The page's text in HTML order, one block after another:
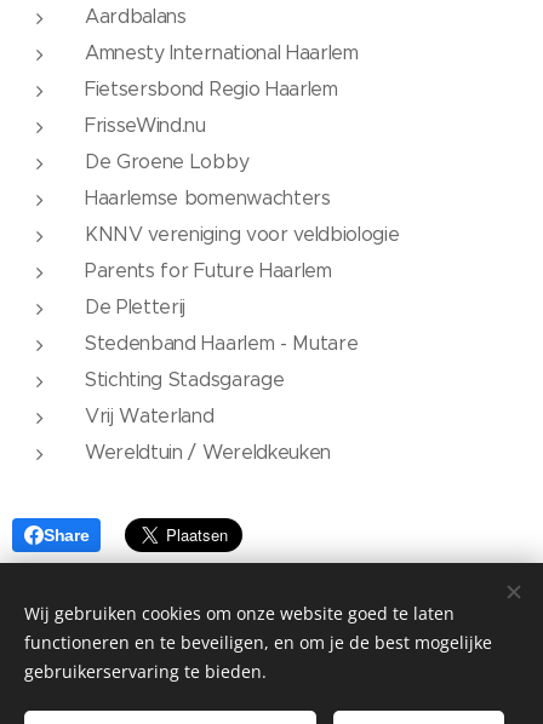
Aardbalans
Amnesty International Haarlem
Fietsersbond Regio Haarlem
FrisseWind.nu
De Groene Lobby
Haarlemse bomenwachters
KNNV vereniging voor veldbiologie
Parents for Future Haarlem
De Pletterij
Stedenband Haarlem - Mutare
Stichting Stadsgarage
Vrij Waterland
Wereldtuin / Wereldkeuken
Share
AS |Privacyverklaring
Wij gebruiken cookies om onze website goed te laten
functioneren en te beveiligen, en om je de best mogelijke
gebruikerservaring te bieden.